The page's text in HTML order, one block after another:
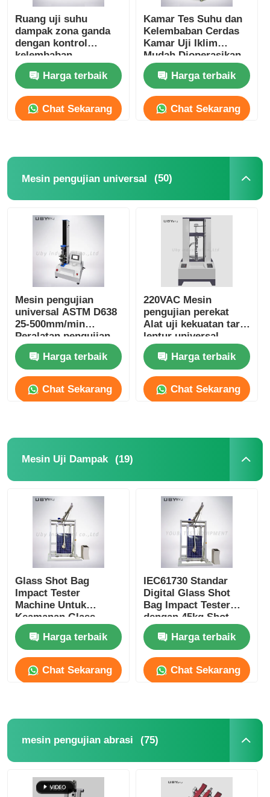
Ruang uji suhu
dampak zona ganda
dengan kontrol
kelembaban
independen
Harga terbaik
Chat Sekarang
Kamar Tes Suhu dan
Kelembaban Cerdas
Kamar Uji Iklim
Mudah Dioperasikan
Harga terbaik
Chat Sekarang
Mesin pengujian universal (50)
Mesin pengujian
universal ASTM D638
25-500mm/min
Peralatan pengujian
ketegangan tipe meja
Harga terbaik
Chat Sekarang
220VAC Mesin
pengujian perekat
Alat uji kekuatan tarik
lentur universal
elektronik
Harga terbaik
Chat Sekarang
Mesin Uji Dampak (19)
Glass Shot Bag
Impact Tester
Machine Untuk
Keamanan Glass
Testing Impact
Resistance OEM ODM
Harga terbaik
Chat Sekarang
IEC61730 Standar
Digital Glass Shot
Bag Impact Tester
dengan 45kg Shot
Bag untuk pengujian
safety glassHarga terbaik
Chat Sekarang
mesin pengujian abrasi (75)